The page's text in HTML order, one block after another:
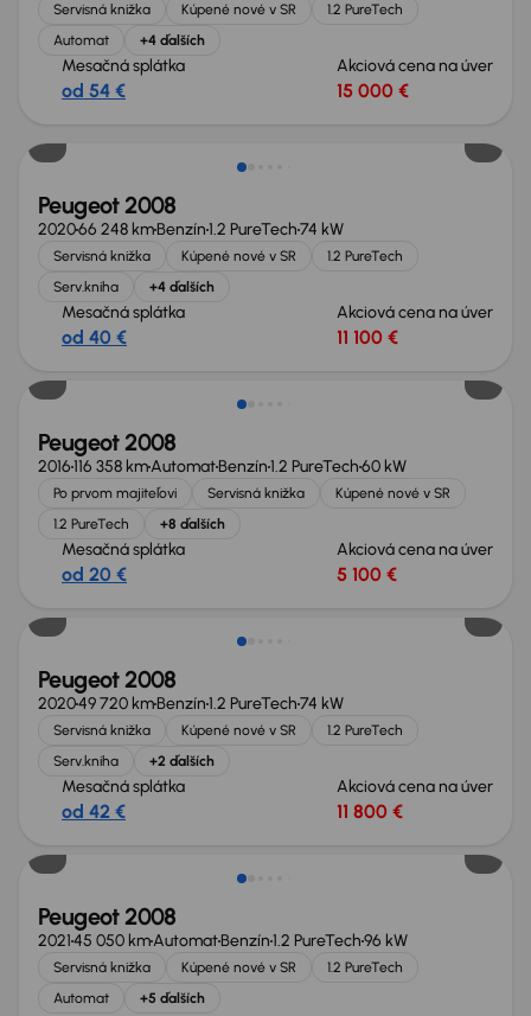
Servisná knižka Kúpené nové v SR
1.2 PureTech
Automat
+4 ďalších
Mesačná splátka
od 54 €
Akciová cena na úver
15 000 €
Peugeot 2008
202066 248 kmBenzín1.2 PureTech74 kW
Servisná knižka Kúpené nové v SR
1.2 PureTech
Serv.kniha
+4 ďalších
Mesačná splátka
od 40 €
Akciová cena na úver
11 100 €
Peugeot 2008
2016116 358 kmAutomatBenzín1.2 PureTech60 kW
Po prvom majiteľovi Servisná knižka
Kúpené nové v SR
1.2 PureTech
+8 ďalších
Mesačná splátka
od 20 €
Akciová cena na úver
5 100 €
Peugeot 2008
202049 720 kmBenzín1.2 PureTech74 kW
Servisná knižka Kúpené nové v SR
1.2 PureTech
Serv.kniha
+2 ďalších
Mesačná splátka
od 42 €
Akciová cena na úver
11 800 €
Zlacnené o 1 700 €
Peugeot 2008
202145 050 kmAutomatBenzín1.2 PureTech96 kW
Servisná knižka Kúpené nové v SR
1.2 PureTech
Automat
+5 ďalších